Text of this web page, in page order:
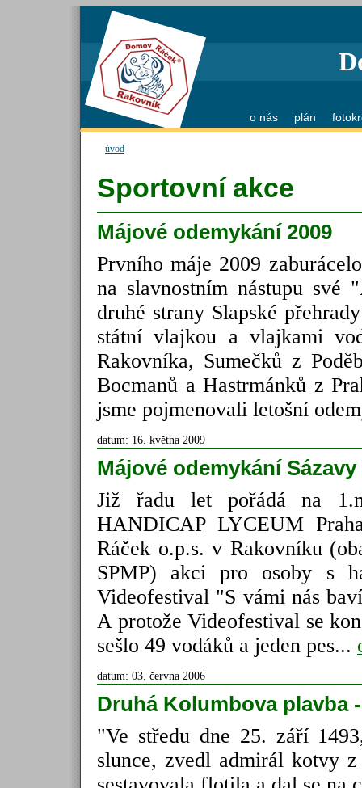
o nás plán
úvod
Sportovní akce
Májové odemykání 2009
Prvního máje 2009
na slavnostním nástupu své
druhé strany Slapské
státní vlajkou a vlajkami
Rakovníka, Sumečků z
Bocmanů a Hastrmánků z
jsme pojmenovali letošní
datum: 16. května 2009
Májové odemykání Sázavy
Již řadu let pořádá na
HANDICAP LYCEUM
Ráček o.p.s. v Rakovníku
SPMP) akci pro osoby s
Videofestival "S vámi nás
A protože Videofestival se
sešlo 49 vodáků a jeden pes...
datum: 03. června 2006
Druhá Kolumbova plavba
"Ve středu dne 25. září
slunce, zvedl admirál kotvy